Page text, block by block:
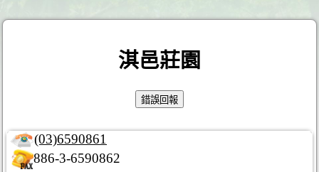
淇邑莊園
(03)6590861
886-3-6590862